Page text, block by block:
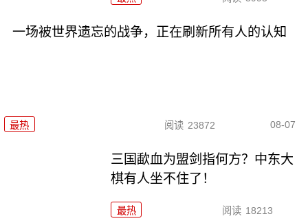
一场被世界遗忘的战争，正在刷新所有人的认知
最热 阅读 23872 08-07
三国歃血为盟剑指何方？中东大
棋有人坐不住了！
最热 阅读 18213